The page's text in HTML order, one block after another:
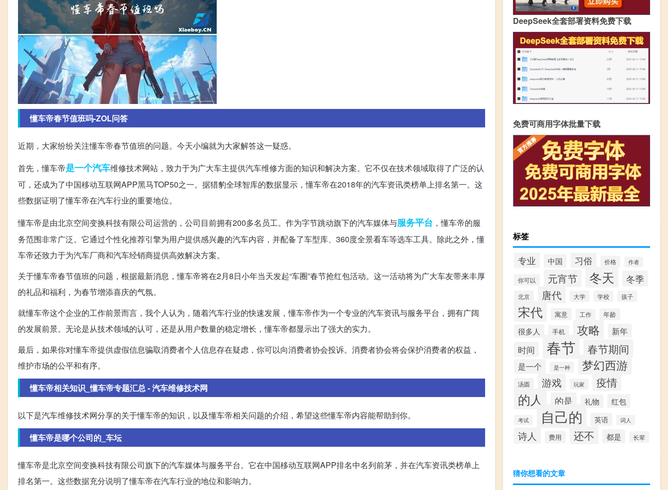
懂车帝春节值班吗-ZOL问答
近期，大家纷纷关注懂车帝春节值班的问题。今天小编就为大家解答这一疑惑。
首先，懂车帝是一个汽车维修技术网站，致力于为广大车主提供汽车维修方面的知识和解决方案。它不仅在技术领域取得了广泛的认
可，还成为了中国移动互联网APP黑马TOP50之一。据猎豹全球智库的数据显示，懂车帝在2018年的汽车资讯类榜单上排名第一。这
些数据证明了懂车帝在汽车行业的重要地位。
懂车帝是由北京空间变换科技有限公司运营的，公司目前拥有200多名员工。作为字节跳动旗下的汽车媒体与服务平台 ，懂车帝的服
务范围非常广泛。它通过个性化推荐引擎为用户提供感兴趣的汽车内容，并配备了车型库、360度全景看车等选车工具。除此之外，懂
车帝还致力于为汽车厂商和汽车经销商提供高效解决方案。
关于懂车帝春节值班的问题，根据最新消息，懂车帝将在2月8日小年当天发起“车圈”春节抢红包活动。这一活动将为广大车友带来丰厚
的礼品和福利，为春节增添喜庆的气氛。
就懂车帝这个企业的工作前景而言，我个人认为，随着汽车行业的快速发展，懂车帝作为一个专业的汽车资讯与服务平台，拥有广阔
的发展前景。无论是从技术领域的认可，还是从用户数量的稳定增长，懂车帝都显示出了强大的实力。
最后，如果你对懂车帝提供虚假信息骗取消费者个人信息存在疑虑，你可以向消费者协会投诉。消费者协会将会保护消费者的权益，
维护市场的公平和有序。
懂车帝相关知识_懂车帝专题汇总 - 汽车维修技术网
以下是汽车维修技术网分享的关于懂车帝的知识，以及懂车帝相关问题的介绍，希望这些懂车帝内容能帮助到你。
懂车帝是哪个公司的_车坛
懂车帝是北京空间变换科技有限公司旗下的汽车媒体与服务平台。它在中国移动互联网APP排名中名列前茅，并在汽车资讯类榜单上
排名第一。这些数据充分说明了懂车帝在汽车行业的地位和影响力。
DeepSeek全套部署资料免费下载
免费可商用字体批量下载
标签
专业 中国 习俗 价格 作者
你可以 元宵节 冬天 冬季
北京 唐代 大学 学校 孩子
宋代 寓意 工作 年龄
很多人 手机 攻略 新年
时间 春节 春节期间
是一个 是一种 梦幻西游
汤圆 游戏 玩家 疫情
的人 的是 礼物 红包
考试 自己的 英语 词人
诗人 费用 还不 都是 长辈
猜你想看的文章